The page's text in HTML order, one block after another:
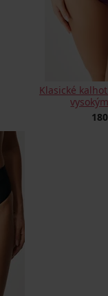
Klasické